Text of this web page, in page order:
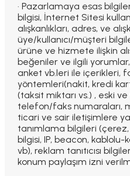
· Pazarlamaya esas
bilgisi, İnternet Sitesi
alışkanlıkları, adres, ve
üye/kullanıcı/müşteri
ürüne ve hizmete ilişkin
beğeniler ve ilgili
anket vb.leri ile içerikleri,
yöntemleri(nakit, kredi
(taksit miktarı vs.) , eski
telefon/faks numaraları,
ticari ve sair iletişimlere
tanımlama bilgileri
bilgisi, IP, beacon,
vb), reklam tanıtıcısı
konum paylaşım izni